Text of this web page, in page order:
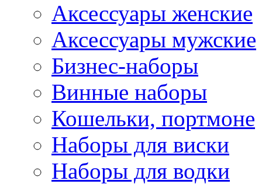
Аксессуары женские
Аксессуары мужские
Бизнес-наборы
Винные наборы
Кошельки, портмоне
Наборы для виски
Наборы для водки